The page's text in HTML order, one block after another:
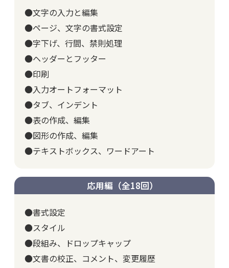
●文字の入力と編集
●ページ、文字の書式設定
●字下げ、行間、禁則処理
●ヘッダーとフッター
●印刷
●入力オートフォーマット
●タブ、インデント
●表の作成、編集
●図形の作成、編集
●テキストボックス、ワードアート
応用編（全18回）
●書式設定
●スタイル
●段組み、ドロップキャップ
●文書の校正、コメント、変更履歴